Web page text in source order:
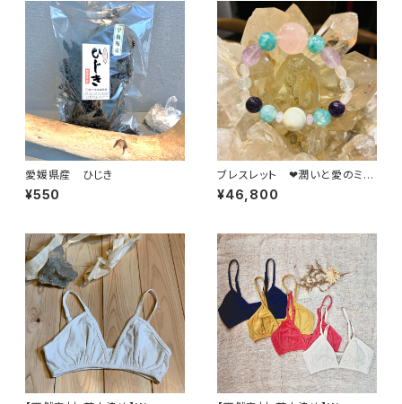
愛媛県産 ひじき
¥550
ブレスレット ❤潤いと愛のミチ
タ世界の中で❤
¥46,800